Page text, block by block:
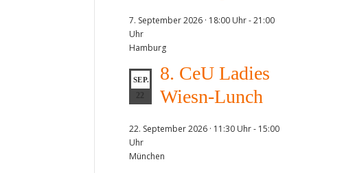
7. September 2026 · 18:00 Uhr-21:00
Uhr
Hamburg
SEP.
22
8. CeU Ladies
Wiesn-Lunch
22. September 2026 · 11:30 Uhr- 15:00
Uhr
München